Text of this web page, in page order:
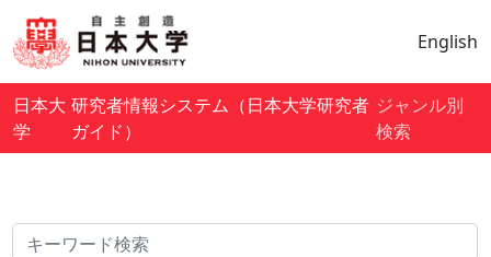
English
日本大
学
研究者情報システム（日本大学研究者
ガイド）
ジャンル別
検索
検索